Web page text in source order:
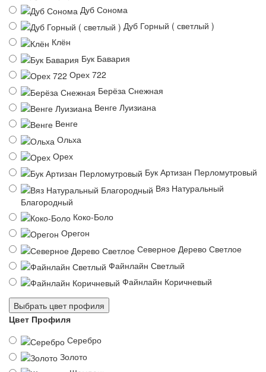
Дуб Сонома
Дуб Горный ( светлый )
Клён
Бук Бавария
Орех 722
Берёза Снежная
Венге Луизиана
Венге
Ольха
Орех
Бук Артизан Перломутровый
Вяз Натуральный
Благородный
Коко-Боло
Орегон
Северное Дерево Светлое
Файнлайн Светлый
Файнлайн Коричневый
Выбрать цвет профиля
Цвет Профиля
Серебро
Золото